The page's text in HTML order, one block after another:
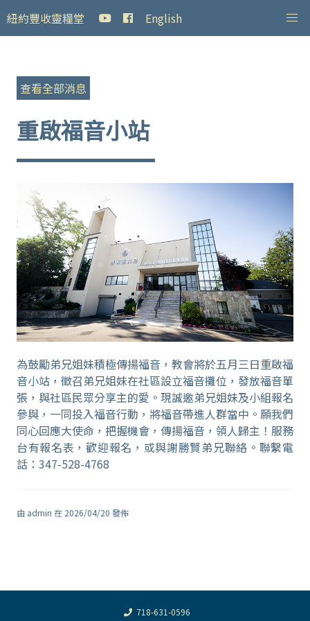
紐約豐收靈糧堂 English
查看全部消息
重啟福音小站
為鼓勵弟兄姐妹積極傳揚福音，教會將於五月三日重啟福
音小站，徵召弟兄姐妹在社區設立福音攤位，發放福音單
張，與社區民眾分享主的愛。現誠邀弟兄姐妹及小組報名
參與，一同投入福音行動，將福音帶進人群當中。願我們
同心回應大使命，把握機會，傳揚福音，領人歸主！服務
台有報名表，歡迎報名，或與謝勝賢弟兄聯絡。聯繫電
話：347-528-4768
由 admin 在 2026/04/20 發佈
718-631-0596